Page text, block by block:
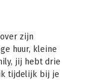
zijn
huur, kleine
jij hebt drie
ik tijdelijk bij je